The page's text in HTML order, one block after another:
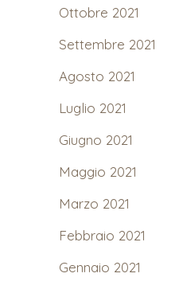
Ottobre 2021
Settembre 2021
Agosto 2021
Luglio 2021
Giugno 2021
Maggio 2021
Marzo 2021
Febbraio 2021
Gennaio 2021